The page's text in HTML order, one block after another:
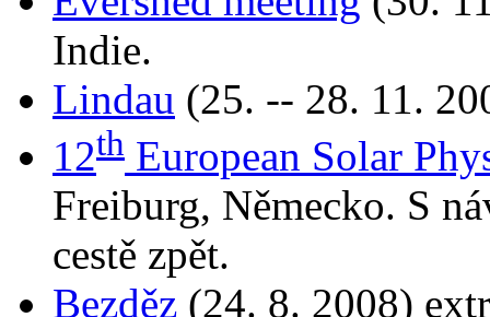
Indie.
Lindau (25. -- 28. 11.
12th European Solar
Freiburg, Německo. S
cestě zpět.
Bezděz (24. 8. 2008)